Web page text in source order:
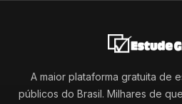
A maior plataforma gratuita de
públicos do Brasil. Milhares de